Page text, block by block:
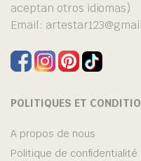
aceptan otros idiomas)
Email:
POLITIQUES ET
A propos de nous
Politique de confidentialité